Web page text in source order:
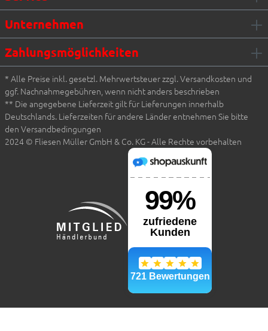
Unternehmen
Zahlungsmöglichkeiten
* Alle Preise inkl. gesetzl. Mehrwertsteuer zzgl. Versandkosten und
ggf. Nachnahmegebühren, wenn nicht anders beschrieben
** Die angegebene Lieferzeit gilt für Lieferungen innerhalb
Deutschlands. Lieferzeiten für andere Länder entnehmen Sie bitte
den Versandbedingungen
2024 © Fliesen Müller GmbH & Co. KG - Alle Rechte vorbehalten